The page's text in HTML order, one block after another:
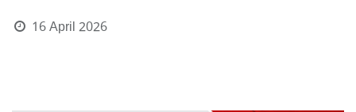
16 April 2026